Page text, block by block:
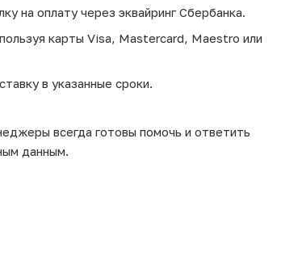
на оплату через эквайринг Сбербанка.
карты Visa, Mastercard, Maestro или
в указанные сроки.
всегда готовы помочь и ответить
данным.